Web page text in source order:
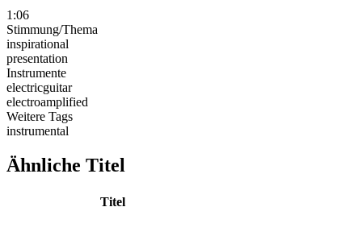
1:06
Stimmung/Thema
inspirational
presentation
Instrumente
electricguitar
electroamplified
Weitere Tags
instrumental
Ähnliche Titel
Titel